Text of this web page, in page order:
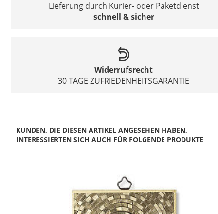
Lieferung durch Kurier- oder Paketdienst
schnell & sicher
Widerrufsrecht
30 TAGE ZUFRIEDENHEITSGARANTIE
KUNDEN, DIE DIESEN ARTIKEL ANGESEHEN HABEN,
INTERESSIERTEN SICH AUCH FÜR FOLGENDE PRODUKTE